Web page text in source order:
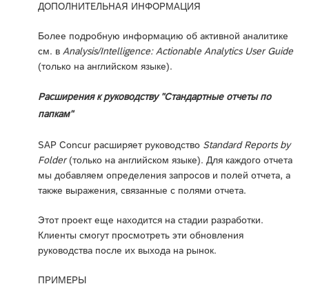
ДОПОЛНИТЕЛЬНАЯ ИНФОРМАЦИЯ
Более подробную информацию об активной аналитике
см. в Analysis/Intelligence: Actionable Analytics User Guide
(только на английском языке).
Расширения к руководству "Стандартные отчеты по
папкам"
SAP Concur расширяет руководство Standard Reports by
Folder(только на английском языке). Для каждого отчета
мы добавляем определения запросов и полей отчета, а
также выражения, связанные с полями отчета.
Этот проект еще находится на стадии разработки.
Клиенты смогут просмотреть эти обновления
руководства после их выхода на рынок.
ПРИМЕРЫ